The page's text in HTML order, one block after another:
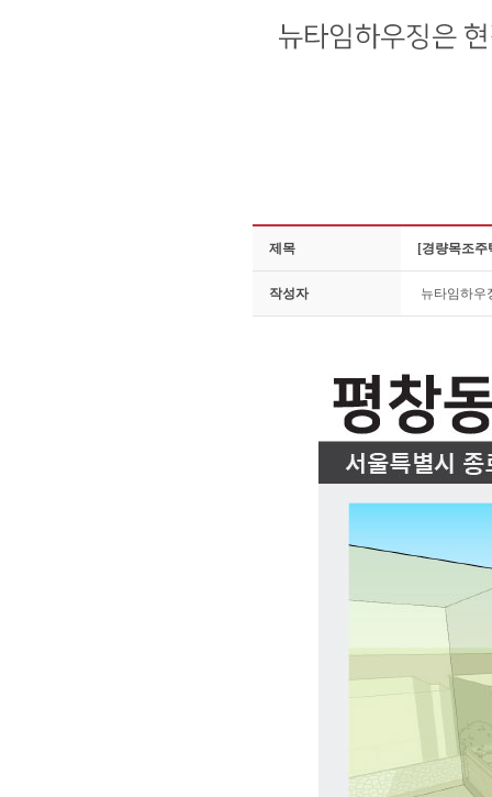
제목 [경량목조주
작성자 뉴타임하우